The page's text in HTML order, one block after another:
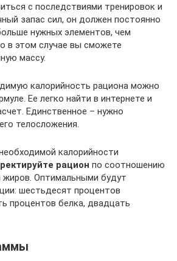
с последствиями тренировок и
запас сил, он должен постоянно
нужных элементов, чем
в этом случае вы сможете
массу.
калорийность рациона можно
Ее легко найти в интернете и
Единственное – нужно
телосложения.
калорийности
рацион по соотношению
жиров. Оптимальными будут
шестьдесят процентов
процентов белка, двадцать